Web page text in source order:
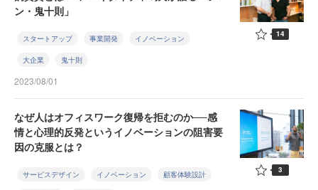
ン・鬼十則」
スタートアップ 事業開発 イノベーション
大企業 鬼十則
2023/08/01
14
なぜ人はオフィスワーク復帰を拒むのか──感
情と心理的反発というイノベーションの阻害要
因の克服とは？
サービスデザイン イノベーション 顧客体験設計 3